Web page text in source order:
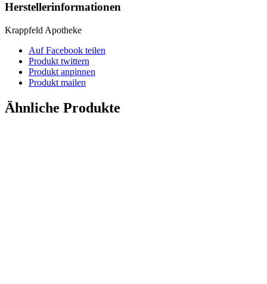
Herstellerinformationen
Krappfeld Apotheke
Auf Facebook teilen
Produkt twittern
Produkt anpinnen
Produkt mailen
Ähnliche Produkte